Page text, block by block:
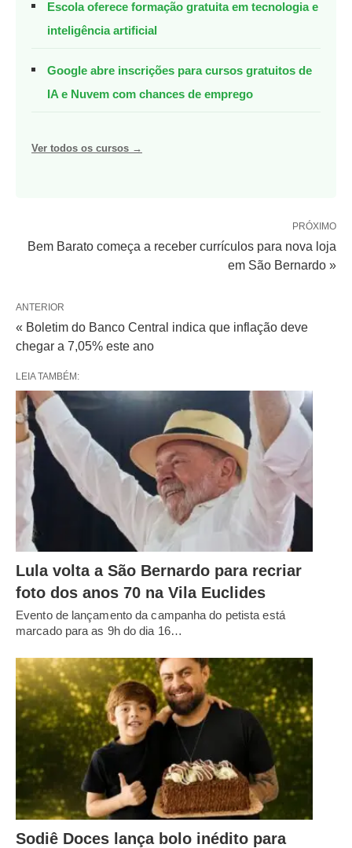
Escola oferece formação gratuita em tecnologia e
inteligência artificial
Google abre inscrições para cursos gratuitos de
IA e Nuvem com chances de emprego
Ver todos os cursos →
PRÓXIMO
Bem Barato começa a receber currículos para nova loja
em São Bernardo »
ANTERIOR
« Boletim do Banco Central indica que inflação deve
chegar a 7,05% este ano
LEIA TAMBÉM:
Lula volta a São Bernardo para recriar
foto dos anos 70 na Vila Euclides
Evento de lançamento da campanha do petista está
marcado para as 9h do dia 16…
Sodiê Doces lança bolo inédito para